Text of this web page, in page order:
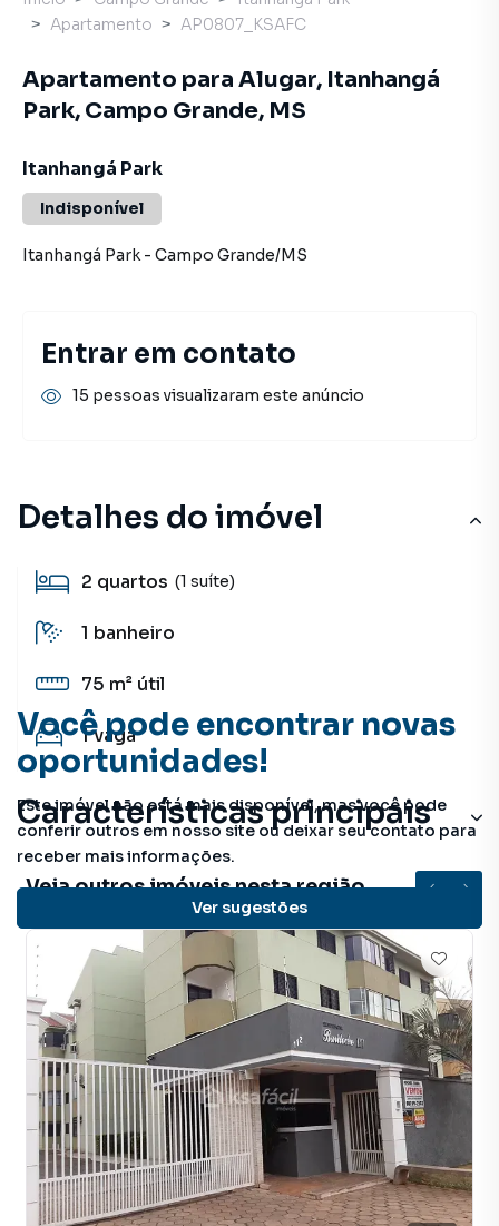
Você pode encontrar novas
oportunidades!
Este imóvel não está mais disponível, mas você pode
conferir outros em nosso site ou deixar seu contato para
receber mais informações.
Ver sugestões
Detalhes do imóvel
2 quartos (1 suíte)
1 banheiro
75 m² útil
1vaga
Características principais
Veja outros imóveis nesta região
Apartamento
AP0807_KSAFC
Apartamento para Alugar, Itanhangá
Park, Campo Grande, MS
Itanhangá Park
Indisponível
Itanhangá Park- Campo Grande/MS
Entrar em contato
15 pessoas visualizaram este anúncio